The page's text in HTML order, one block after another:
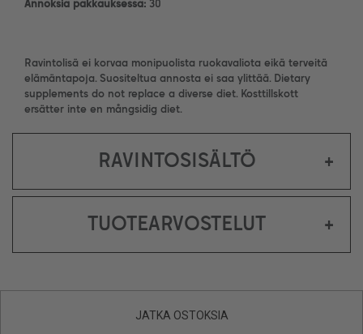
Annoksia pakkauksessa: 30
Ravintolisä ei korvaa monipuolista ruokavaliota eikä terveitä
elämäntapoja. Suositeltua annosta ei saa ylittää. Dietary
supplements do not replace a diverse diet. Kosttillskott
ersätter inte en mångsidig diet.
RAVINTOSISÄLTÖ +
TUOTEARVOSTELUT +
JATKA OSTOKSIA